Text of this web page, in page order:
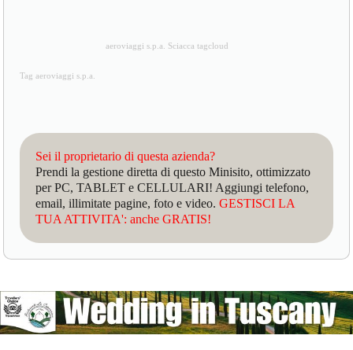
aeroviaggi s.p.a. Sciacca tagcloud
Tag aeroviaggi s.p.a.
Sei il proprietario di questa azienda?
Prendi la gestione diretta di questo Minisito, ottimizzato
per PC, TABLET e CELLULARI! Aggiungi telefono,
email, illimitate pagine, foto e video.GESTISCI LA
TUA ATTIVITA': anche GRATIS!